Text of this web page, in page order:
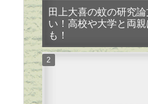
田上大喜の蚊の研究
い！高校や大学と両
も！